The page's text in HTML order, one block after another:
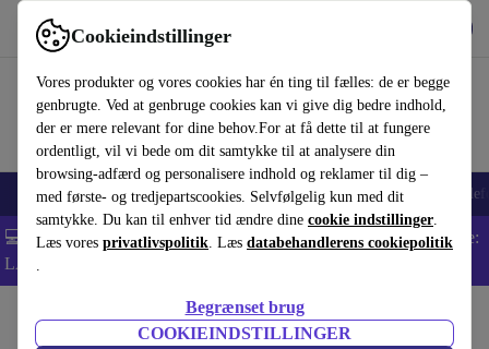
Cookieindstillinger
Vores produkter og vores cookies har én ting til fælles: de er begge
genbrugte. Ved at genbruge cookies kan vi give dig bedre indhold,
der er mere relevant for dine behov.For at få dette til at fungere
ordentligt, vil vi bede om dit samtykke til at analysere din
browsing-adfærd og personalisere indhold og reklamer til dig –
med første- og tredjepartscookies. Selvfølgelig kun med dit
samtykke. Du kan til enhver tid ændre dine cookie indstillinger.
Læs vores privatlivspolitik. Læs databehandlerens cookiepolitik
.
Begrænset brug
COOKIEINDSTILLINGER
Brug refurbed hurtigt og nemt
Smartphones Bærbare Tablets Smartwatches Tilbehør
💻 Ekstra 5% rabat på alle MacBooks og bærbare computere - Kode:
LAPTOP5 -
Barnevogne & Klapvogne